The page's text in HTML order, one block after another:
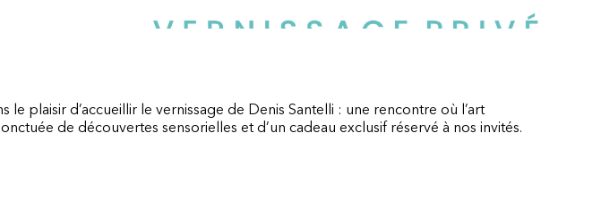
plaisir d’accueillir le vernissage de Denis Santelli : une rencontre où l’art
de découvertes sensorielles et d’un cadeau exclusif réservé à nos invités.